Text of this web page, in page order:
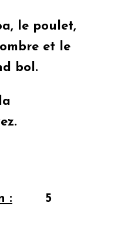
le poulet,
et le
bol.
: 5